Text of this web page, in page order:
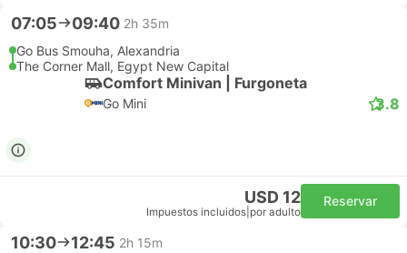
07:05 09:40 2h 35m
Go Bus Smouha, Alexandria
The Corner Mall, Egypt New Capital
Comfort Minivan | Furgoneta
Go Mini 3.8
USD 12
Impuestos incluidos por adulto
Reservar
10:30 12:45 2h 15m